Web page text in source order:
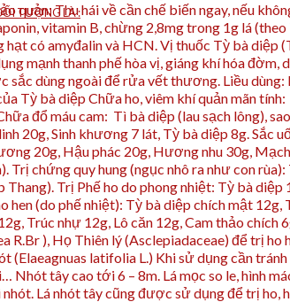
TƯỢNG LÀ :
quản: Thu hái về cần chế biến ngay, nếu
vitamin B, chừng 2,8mg trong 1g lá
có amyđalin và HCN. Vị thuốc Tỳ bà diệp
mạnh thanh phế hòa vị, giáng khí hóa
sắc dùng ngoài để rửa vết thương. Liều
Tỳ bà diệp Chữa ho, viêm khí quản mãn
đổ máu cam: Tì bà diệp (lau sạch lông),
20g, Sinh khương 7 lát, Tỳ bà diệp 8g.
20g, Hậu phác 20g, Hương nhu 30g,
chứng quy hung (ngục nhô ra như con
Trị Phế ho do phong nhiệt: Tỳ bà
(do phế nhiệt): Tỳ bà diệp chích mật
Trúc nhự 12g, Lô căn 12g, Cam thảo chích
R.Br ), Họ Thiên lý (Asclepiadaceae) để trị
(Elaeagnuas latifolia L.) Khi sử dụng cần
tây cao tới 6 – 8m. Lá mọc so le, hình
Lá nhót tây cũng được sử dụng để trị ho,